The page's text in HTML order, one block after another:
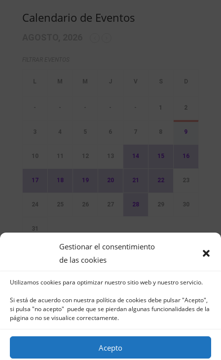
Gestionar el consentimiento
de las cookies
Utilizamos cookies para optimizar nuestro sitio web y nuestro servicio.
Si está de acuerdo con nuestra política de cookies debe pulsar "Acepto",
si pulsa "no acepto" puede que se pierdan algunas funcionalidades de la
página o no se visualice correctamente.
Acepto
Calendario de Eventos
- - - - - 1 2
3 4 5 6 7 8 9
10 11 12 13 14 15 16
17 18 19 20 21 22 23
24 25 26 27 28 29 30
31
Sin Eventos
Club Naútico de Jávea - Muelle Norte s/n |
03730 Jávea – España | Tel. 965 791 025 | Fax.
965 796 008 | info@cnjavea.net